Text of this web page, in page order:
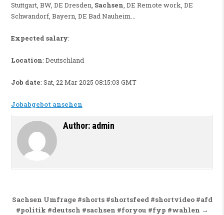
Stuttgart, BW, DE Dresden, Sachsen, DE Remote work, DE
Schwandorf, Bayern, DE Bad Nauheim…
Expected salary:
Location: Deutschland
Job date: Sat, 22 Mar 2025 08:15:03 GMT
Jobabgebot ansehen
Author: admin
Beitragsnavigation
Sachsen Umfrage #shorts #shortsfeed #shortvideo #afd
#politik #deutsch #sachsen #foryou #fyp #wahlen →